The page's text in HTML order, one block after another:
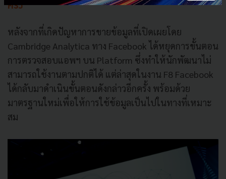
ครั้ง
หลังจากที่เกิดปัญหาการขายข้อมูลที่เปิดเผยโดย
Cambridge Analytica ทาง Facebook ได้หยุดการขั้นตอน
การตรวจสอบแอพฯ บน Platform ซึ่งทำให้นักพัฒนาไม่
สามารถใช้งานตามปกติได้ แต่ล่าสุดในงาน F8 Facebook
ได้กลับมาดำเนินขั้นตอนดังกล่าวอีกครั้ง พร้อมด้วย
มาตรฐานใหม่เพื่อให้การใช้ข้อมูลเป็นไปในทางที่เหมาะ
สม